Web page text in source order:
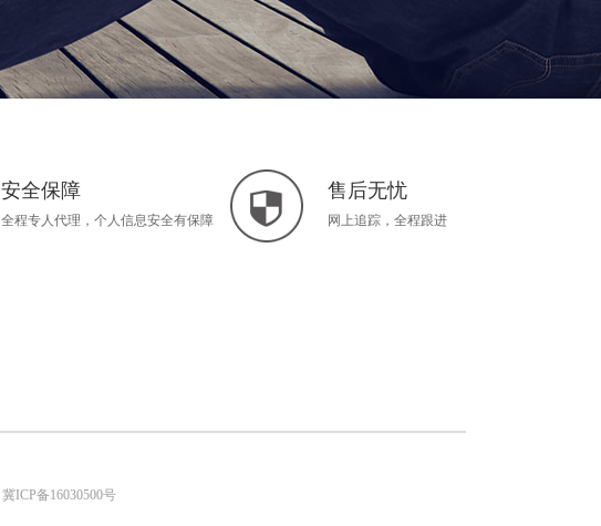
安全保障
全程专人代理，个人信息安全有保障
售后无忧
网上追踪，全程跟进
冀ICP备16030500号